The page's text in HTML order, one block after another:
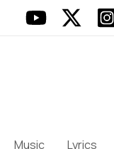
Music Lyrics